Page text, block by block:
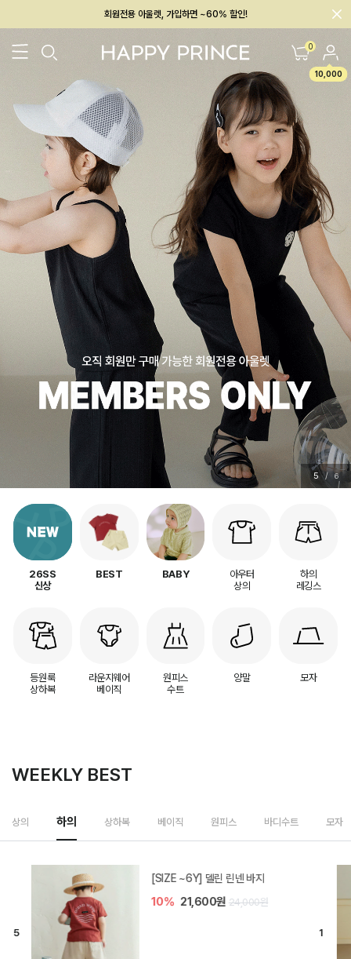
회원전용 아울렛, 가입하면 ~60% 할인!
멤버십 최대 28,000원 혜택 0
10,000
26SS 신상 BEST BABY[6~12M] 아우터/상의 하의/레깅스
5 / 6
26SS
신상
BEST BABY
아우터
상의
하의
레깅스
등원룩
상하복
라운지웨어
베이직
원피스
수트
양말 모자
WEEKLY BEST
상의 하의 상하복 베이직 원피스 바디수트 모자
[SIZE ~6Y] 델린 린넨 바지
10% 21,600원 24,000원